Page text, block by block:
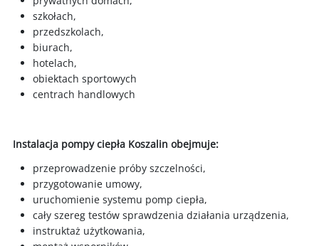
szkołach,
przedszkolach,
biurach,
hotelach,
obiektach sportowych
centrach handlowych
Instalacja pompy ciepła Koszalin obejmuje:
przeprowadzenie próby szczelności,
przygotowanie umowy,
uruchomienie systemu pomp ciepła,
cały szereg testów sprawdzenia działania urządzenia,
instruktaż użytkowania,